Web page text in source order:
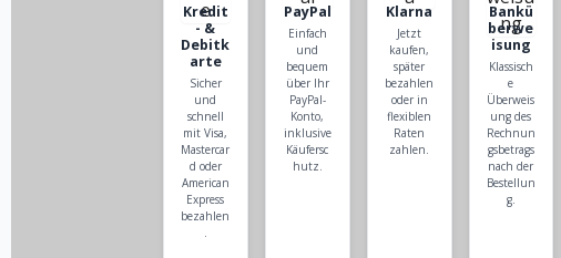
Kredit
- &
Debitk
arte
Sicher
und
schnell
mit Visa,
Mastercar
d oder
American
Express
bezahlen
.
PayPal
Einfach
und
bequem
über Ihr
PayPal-
Konto,
inklusive
Käufersc
hutz.
Klarna
Jetzt
kaufen,
später
bezahlen
oder in
flexiblen
Raten
zahlen.
Bankü
berwe
isung
Klassisch
e
Überweis
ung des
Rechnun
gsbetrags
nach der
Bestellun
g.